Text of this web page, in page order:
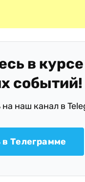
в курсе
событий!
наш канал в
Телеграмме